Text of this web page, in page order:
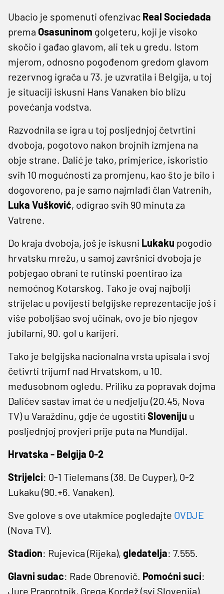
Ubacio je spomenuti ofenzivac Real Sociedada
prema Osasuninom golgeteru, koji je visoko
skočio i gađao glavom, ali tek u gredu. Istom
mjerom, odnosno pogođenom gredom glavom
rezervnog igrača u 73. je uzvratila i Belgija, u toj
je situaciji iskusni Hans Vanaken bio blizu
povećanja vodstva.
Razvodnila se igra u toj posljednjoj četvrtini
dvoboja, pogotovo nakon brojnih izmjena na
obje strane. Dalić je tako, primjerice, iskoristio
svih 10 mogućnosti za promjenu, kao što je bilo i
dogovoreno, pa je samo najmlađi član Vatrenih,
Luka Vušković, odigrao svih 90 minuta za
Vatrene.
Do kraja dvoboja, još je iskusni Lukaku pogodio
hrvatsku mrežu, u samoj završnici dvoboja je
pobjegao obrani te rutinski poentirao iza
nemoćnog Kotarskog. Tako je ovaj najbolji
strijelac u povijesti belgijske reprezentacije još i
više poboljšao svoj učinak, ovo je bio njegov
jubilarni, 90. gol u karijeri.
Tako je belgijska nacionalna vrsta upisala i svoj
četivrti trijumf nad Hrvatskom, u 10.
međusobnom ogledu. Priliku za popravak dojma
Dalićev sastav imat će u nedjelju (20.45, Nova
TV) u Varaždinu, gdje će ugostiti Sloveniju u
posljednjoj provjeri prije puta na Mundijal.
Hrvatska - Belgija 0-2
Strijelci: 0-1 Tielemans (38. De Cuyper), 0-2
Lukaku (90.+6. Vanaken).
Sve golove s ove utakmice pogledajte OVDJE
(Nova TV).
Stadion: Rujevica (Rijeka), gledatelja: 7.555.
Glavni sudac: Rade Obrenovič. Pomoćni suci:
Jure Praprotnik, Grega Kordež (svi Slovenija).